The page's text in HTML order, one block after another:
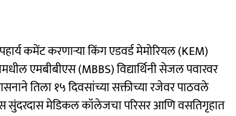
कमेंट करणाऱ्या किंग एडवर्ड मेमोरियल (KEM)
एमबीबीएस (MBBS) विद्यार्थिनी सेजल पवारवर
तिला १५ दिवसांच्या सक्तीच्या रजेवर पाठवले
सुंदरदास मेडिकल कॉलेजचा परिसर आणि वसतिगृहात